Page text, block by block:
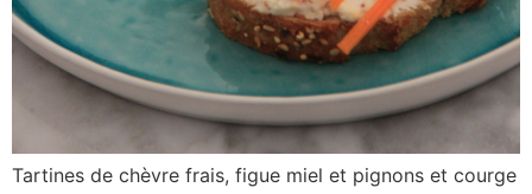
Tartines de chèvre frais, figue miel et pignons et courge